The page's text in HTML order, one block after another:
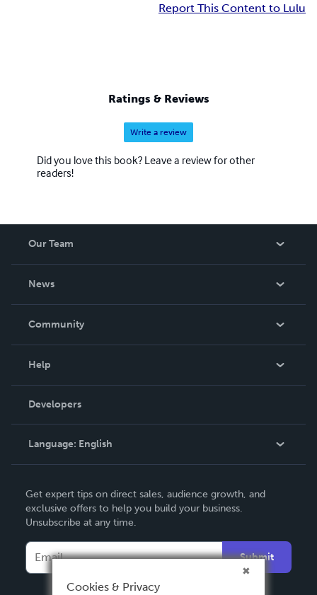
Report This Content to Lulu
Ratings & Reviews
Write a review
Did you love this book? Leave a review for other
readers!
Our Team
News
In The News
Community
Podcast
Help
Order Lookup
Knowledge Base
Contact Support
Developers
Language: English
Deutsch
Français
Italiano
Español
Get expert tips on direct sales, audience growth, and
exclusive offers to help you build your business.
Unsubscribe at any time.
Submit
Cookies & Privacy